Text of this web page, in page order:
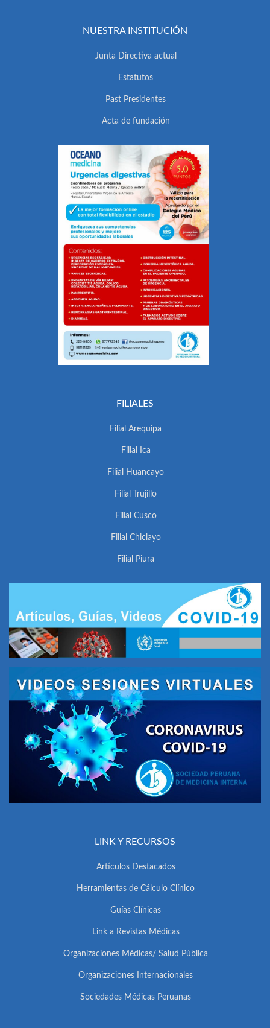
NUESTRA INSTITUCIÓN
Junta Directiva actual
Estatutos
Past Presidentes
Acta de fundación
FILIALES
Filial Arequipa
Filial Ica
Filial Huancayo
Filial Trujillo
Filial Cusco
Filial Chiclayo
Filial Piura
LINK Y RECURSOS
Artículos Destacados
Herramientas de Cálculo Clínico
Guías Clínicas
Link a Revistas Médicas
Organizaciones Médicas/ Salud Pública
Organizaciones Internacionales
Sociedades Médicas Peruanas